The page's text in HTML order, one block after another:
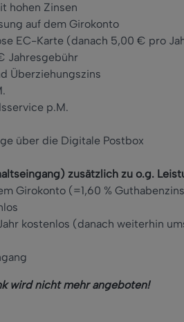
hohen Zinsen
auf dem Girokonto
EC-Karte (danach 5,00 € pro
Jahresgebühr
Überziehungszins
p.M.
über die Digitale Postbox
zusätzlich zu o.g.
Girokonto (=1,60 %
kostenlos (danach weiterhin
wird nicht mehr angeboten!